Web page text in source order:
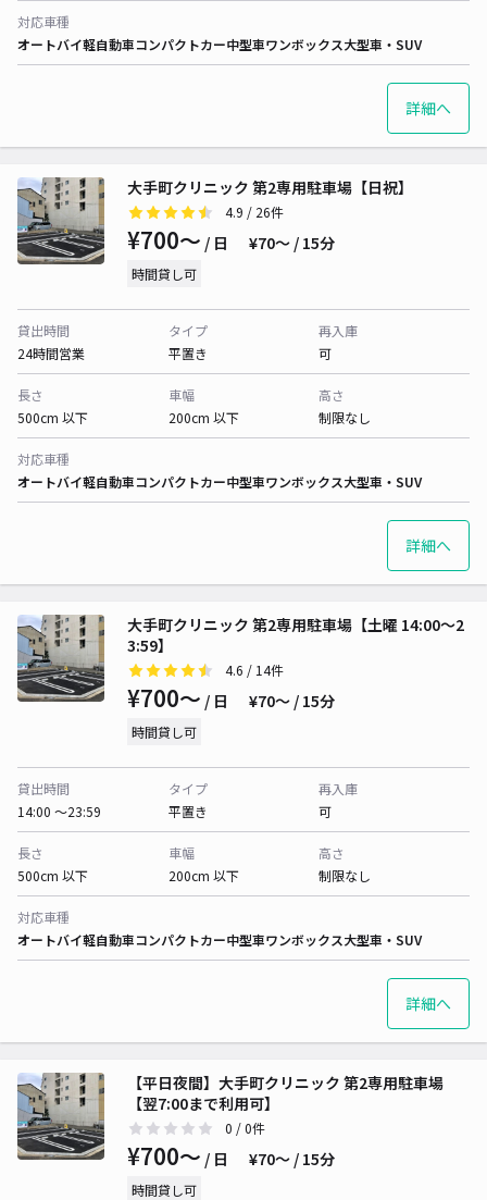
対応車種
オートバイ軽自動車コンパクトカー中型車ワンボックス大型車・SUV
詳細へ
大手町クリニック 第2専用駐車場【日祝】
4.9 / 26件
¥700〜 / 日 ¥70〜 / 15分
時間貸し可
貸出時間
24時間営業
タイプ
平置き
再入庫
可
長さ
500cm 以下
車幅
200cm 以下
高さ
制限なし
対応車種
オートバイ軽自動車コンパクトカー中型車ワンボックス大型車・SUV
詳細へ
大手町クリニック 第2専用駐車場【土曜 14:00～2
3:59】
4.6 / 14件
¥700〜 / 日 ¥70〜 / 15分
時間貸し可
貸出時間
14:00 〜23:59
タイプ
平置き
再入庫
可
長さ
500cm 以下
車幅
200cm 以下
高さ
制限なし
対応車種
オートバイ軽自動車コンパクトカー中型車ワンボックス大型車・SUV
詳細へ
【平日夜間】大手町クリニック 第2専用駐車場
【翌7:00まで利用可】
0 / 0件
¥700〜 / 日 ¥70〜 / 15分
時間貸し可